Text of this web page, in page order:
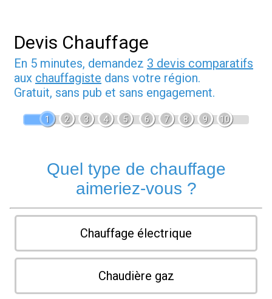
Devis Chauffage
En 5 minutes, demandez 3 devis comparatifs
aux chauffagiste dans votre région.
Gratuit, sans pub et sans engagement.
1 2 3 4 5 6 7 8 9 10
Quel type de chauffage
aimeriez-vous ?
Chauffage électrique
Chaudière gaz